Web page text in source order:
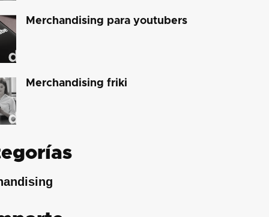
Merchandising para youtubers
Merchandising friki